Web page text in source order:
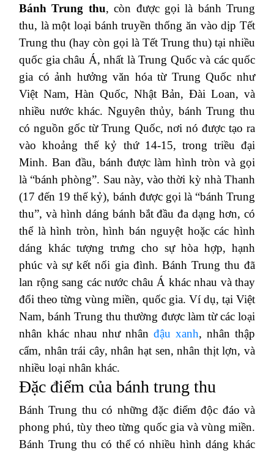
Bánh Trung thu, còn được gọi là bánh Trung
thu, là một loại bánh truyền thống ăn vào dịp Tết
Trung thu (hay còn gọi là Tết Trung thu) tại nhiều
quốc gia châu Á, nhất là Trung Quốc và các quốc
gia có ảnh hưởng văn hóa từ Trung Quốc như
Việt Nam, Hàn Quốc, Nhật Bản, Đài Loan, và
nhiều nước khác. Nguyên thủy, bánh Trung thu
có nguồn gốc từ Trung Quốc, nơi nó được tạo ra
vào khoảng thế kỷ thứ 14-15, trong triều đại
Minh. Ban đầu, bánh được làm hình tròn và gọi
là “bánh phòng”. Sau này, vào thời kỳ nhà Thanh
(17 đến 19 thế kỷ), bánh được gọi là “bánh Trung
thu”, và hình dáng bánh bắt đầu đa dạng hơn, có
thể là hình tròn, hình bán nguyệt hoặc các hình
dáng khác tượng trưng cho sự hòa hợp, hạnh
phúc và sự kết nối gia đình. Bánh Trung thu đã
lan rộng sang các nước châu Á khác nhau và thay
đổi theo từng vùng miền, quốc gia. Ví dụ, tại Việt
Nam, bánh Trung thu thường được làm từ các loại
nhân khác nhau như nhân đậu xanh, nhân thập
cẩm, nhân trái cây, nhân hạt sen, nhân thịt lợn, và
nhiều loại nhân khác.
Đặc điểm của bánh trung thu
Bánh Trung thu có những đặc điểm độc đáo và
phong phú, tùy theo từng quốc gia và vùng miền.
Bánh Trung thu có thể có nhiều hình dáng khác